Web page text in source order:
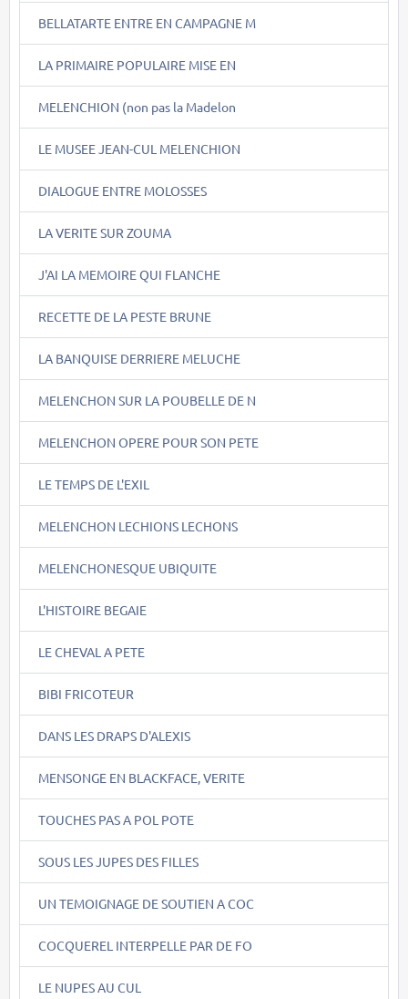
BELLATARTE ENTRE EN CAMPAGNE M
LA PRIMAIRE POPULAIRE MISE EN
MELENCHION (non pas la Madelon
LE MUSEE JEAN-CUL MELENCHION
DIALOGUE ENTRE MOLOSSES
LA VERITE SUR ZOUMA
J'AI LA MEMOIRE QUI FLANCHE
RECETTE DE LA PESTE BRUNE
LA BANQUISE DERRIERE MELUCHE
MELENCHON SUR LA POUBELLE DE N
MELENCHON OPERE POUR SON PETE
LE TEMPS DE L'EXIL
MELENCHON LECHIONS LECHONS
MELENCHONESQUE UBIQUITE
L'HISTOIRE BEGAIE
LE CHEVAL A PETE
BIBI FRICOTEUR
DANS LES DRAPS D'ALEXIS
MENSONGE EN BLACKFACE, VERITE
TOUCHES PAS A POL POTE
SOUS LES JUPES DES FILLES
UN TEMOIGNAGE DE SOUTIEN A COC
COCQUEREL INTERPELLE PAR DE FO
LE NUPES AU CUL